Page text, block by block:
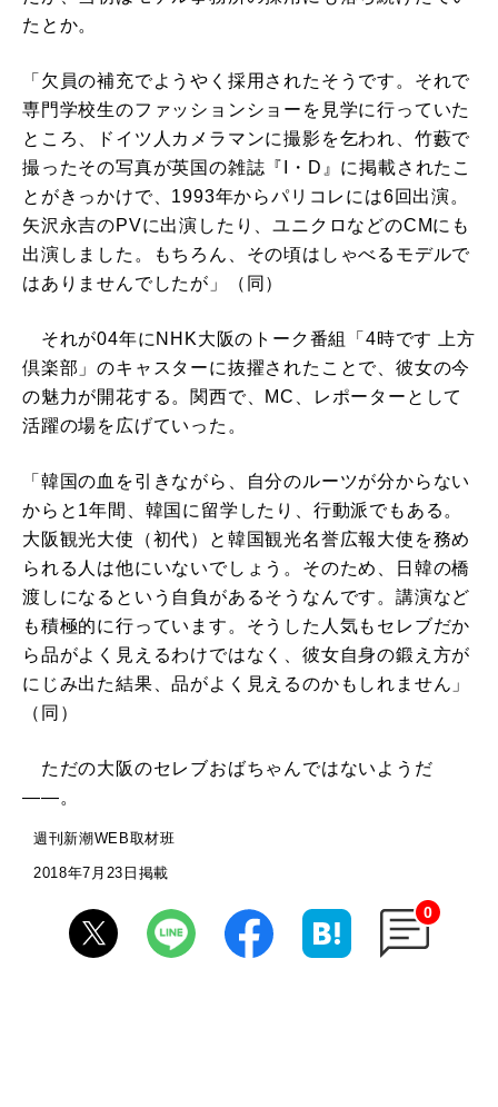
たとか。
「欠員の補充でようやく採用されたそうです。それで
専門学校生のファッションショーを見学に行っていた
ところ、ドイツ人カメラマンに撮影を乞われ、竹藪で
撮ったその写真が英国の雑誌『I・D』に掲載されたこ
とがきっかけで、1993年からパリコレには6回出演。
矢沢永吉のPVに出演したり、ユニクロなどのCMにも
出演しました。もちろん、その頃はしゃべるモデルで
はありませんでしたが」（同）
それが04年にNHK大阪のトーク番組「4時です 上方
倶楽部」のキャスターに抜擢されたことで、彼女の今
の魅力が開花する。関西で、MC、レポーターとして
活躍の場を広げていった。
「韓国の血を引きながら、自分のルーツが分からない
からと1年間、韓国に留学したり、行動派でもある。
大阪観光大使（初代）と韓国観光名誉広報大使を務め
られる人は他にいないでしょう。そのため、日韓の橋
渡しになるという自負があるそうなんです。講演など
も積極的に行っています。そうした人気もセレブだか
ら品がよく見えるわけではなく、彼女自身の鍛え方が
にじみ出た結果、品がよく見えるのかもしれません」
（同）
ただの大阪のセレブおばちゃんではないようだ
――。
週刊新潮WEB取材班
2018年7月23日掲載
0